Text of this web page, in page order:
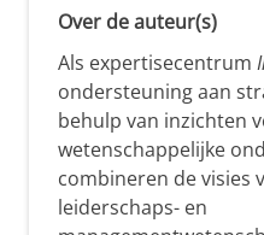
Over de auteur(s)
Als expertisecentrum
ondersteuning aan
behulp van inzichten
wetenschappelijke
combineren de visies
leiderschaps- en